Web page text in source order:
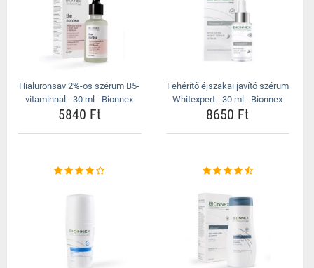
Hialuronsav 2%-os szérum B5-
vitaminnal - 30 ml - Bionnex
5840 Ft
Fehérítő éjszakai javító szérum
Whitexpert - 30 ml - Bionnex
8650 Ft